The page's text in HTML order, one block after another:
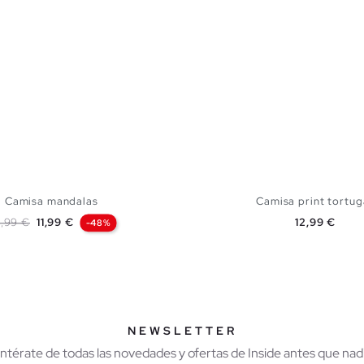
Camisa mandalas
base
€ Precio
11,99 € -48%
Camisa print
Precio
12,99 €
NEWSLETTER
de todas las novedades y ofertas de Inside antes que